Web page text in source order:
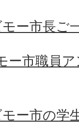
ー市長ご
ー市職員
ー市の学